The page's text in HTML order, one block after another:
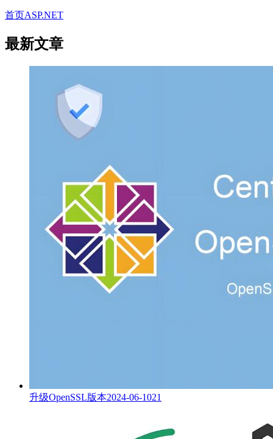
首页ASP.NET
最新文章
升级OpenSSL版本2024-06-1021